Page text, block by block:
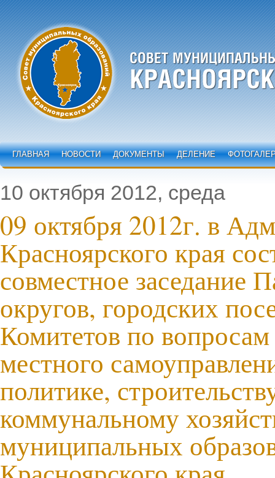
ГЛАВНАЯ НОВОСТИ ДОКУМЕНТЫ ДЕЛЕНИЕ
10 октября 2012, среда
09 октября 2012г. в
Красноярского края
совместное заседание
округов, городских
Комитетов по вопросам
местного
политике,
коммунальному
муниципальных